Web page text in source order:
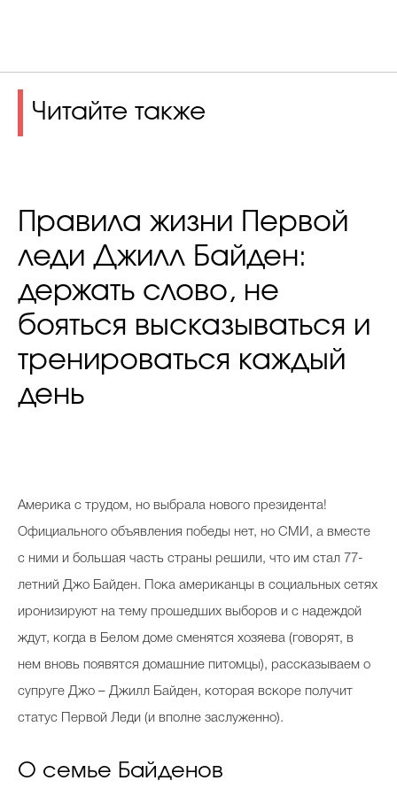
Читайте также
Правила жизни Первой
леди Джилл Байден:
держать слово, не
бояться высказываться и
тренироваться каждый
день
Америка с трудом, но выбрала нового президента!
Официального объявления победы нет, но СМИ, а вместе
с ними и большая часть страны решили, что им стал 77-
летний Джо Байден. Пока американцы в социальных сетях
иронизируют на тему прошедших выборов и с надеждой
ждут, когда в Белом доме сменятся хозяева (говорят, в
нем вновь появятся домашние питомцы), рассказываем о
супруге Джо – Джилл Байден, которая вскоре получит
статус Первой Леди (и вполне заслуженно).
О семье Байденов